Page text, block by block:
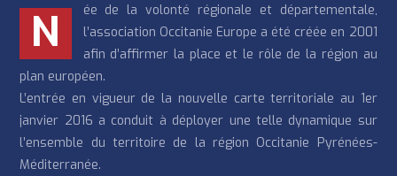
N
ée de la volonté régionale et départementale,
l’association Occitanie Europe a été créée en 2001
afin d’affirmer la place et le rôle de la région au
plan européen.
L’entrée en vigueur de la nouvelle carte territoriale au 1er
janvier 2016 a conduit à déployer une telle dynamique sur
l’ensemble du territoire de la région Occitanie Pyrénées-
Méditerranée.